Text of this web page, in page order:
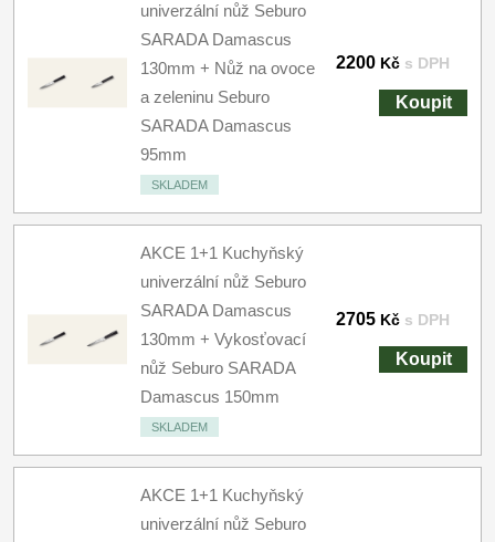
univerzální nůž Seburo
SARADA Damascus
130mm + Nůž na ovoce
a zeleninu Seburo
SARADA Damascus
95mm
SKLADEM
2200 Kč s DPH
Koupit
AKCE 1+1 Kuchyňský
univerzální nůž Seburo
SARADA Damascus
130mm + Vykosťovací
nůž Seburo SARADA
Damascus 150mm
SKLADEM
2705 Kč s DPH
Koupit
AKCE 1+1 Kuchyňský
univerzální nůž Seburo